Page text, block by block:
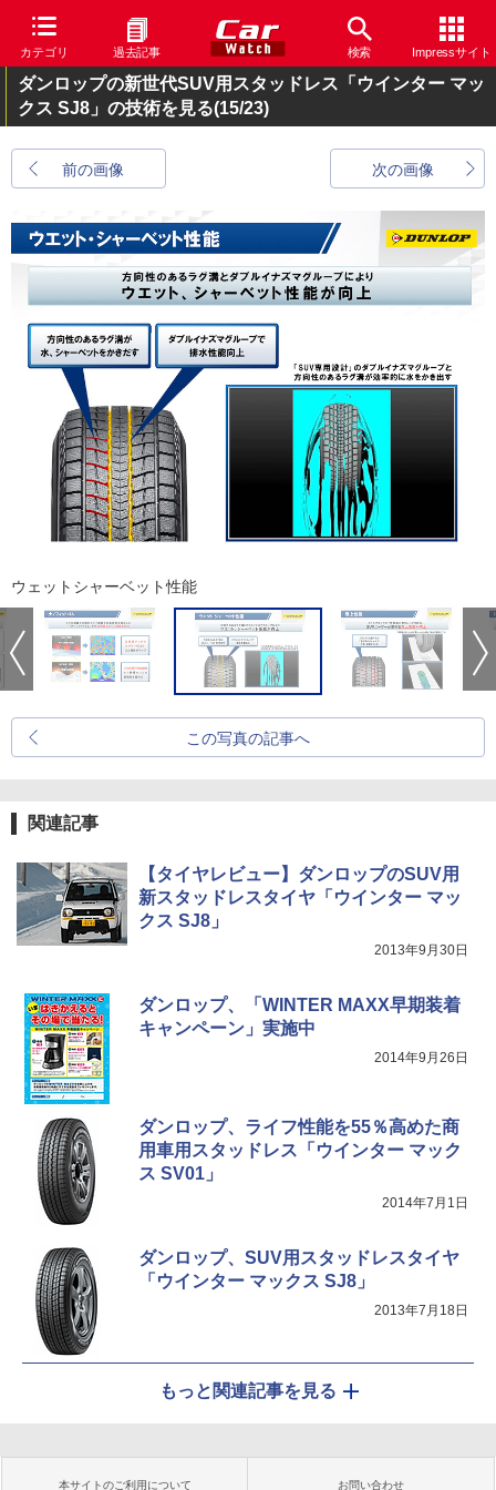
カテゴリ 過去記事 検索 Impressサイト
ダンロップの新世代SUV用スタッドレス「ウインター マッ
クス SJ8」の技術を見る(15/23)
前の画像 次の画像
ウェットシャーベット性能
この写真の記事へ
関連記事
【タイヤレビュー】ダンロップのSUV用
新スタッドレスタイヤ「ウインター マッ
クス SJ8」
2013年9月30日
ダンロップ、「WINTER MAXX早期装着
キャンペーン」実施中
2014年9月26日
ダンロップ、ライフ性能を55％高めた商
用車用スタッドレス「ウインター マック
ス SV01」
2014年7月1日
ダンロップ、SUV用スタッドレスタイヤ
「ウインター マックス SJ8」
2013年7月18日
もっと関連記事を見る
本サイトのご利用について お問い合わせ